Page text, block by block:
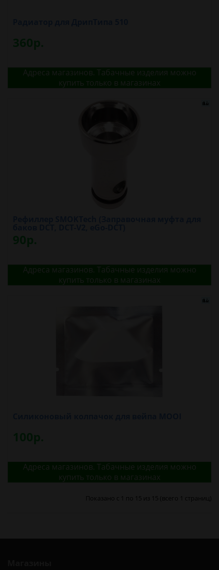
360р.
Адреса магазинов. Табачные изделия можно
купить только в магазинах
90р.
Адреса магазинов. Табачные изделия можно
купить только в магазинах
100р.
Адреса магазинов. Табачные изделия можно
купить только в магазинах
Показано с 1 по 15 из 15 (всего 1 страниц)